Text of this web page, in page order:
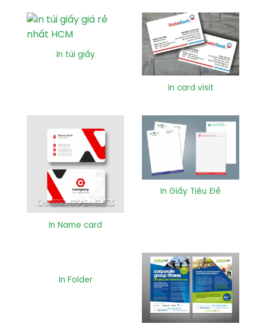
In túi giấy
In card visit
In Name card
In Giấy Tiêu Đề
In Folder